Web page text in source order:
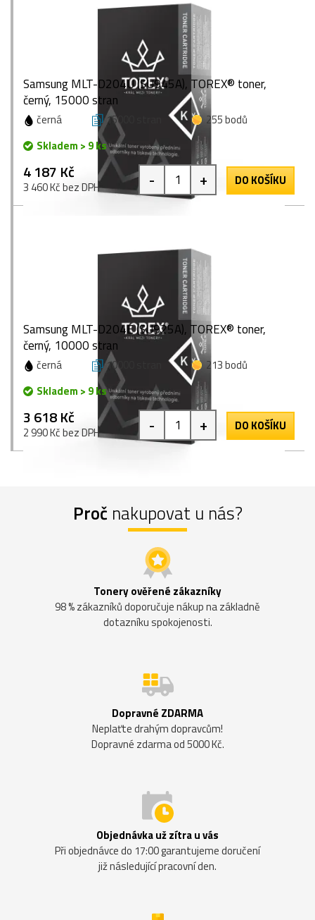
Samsung MLT-D204U (SU945A), TOREX® toner,
černý, 15000 stran
černá 15000 stran
255 bodů
Skladem > 9 ks
4 187 Kč
3 460 Kč bez DPH - + DO KOŠÍKU
Samsung MLT-D204E (SU925A), TOREX® toner,
černý, 10000 stran
černá 10000 stran
213 bodů
Skladem > 9 ks
3 618 Kč
2 990 Kč bez DPH - + DO KOŠÍKU
Proč nakupovat u nás?
Tonery ověřené zákazníky
98 % zákazníků doporučuje nákup na základně
dotazníku spokojenosti.
Dopravné ZDARMA
Neplaťte drahým dopravcům!
Dopravné zdarma od 5000 Kč.
Objednávka už zítra u vás
Při objednávce do 17:00 garantujeme doručení
již následující pracovní den.